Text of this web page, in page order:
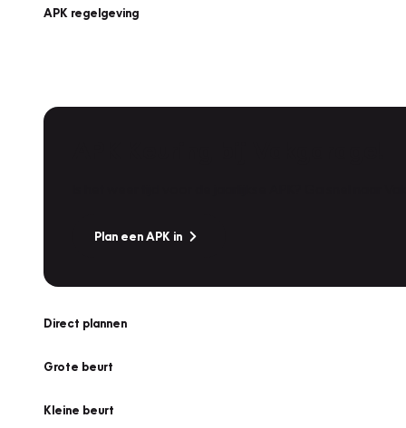
APK regelgeving
Plan een APK in
Direct plannen
Grote beurt
Kleine beurt